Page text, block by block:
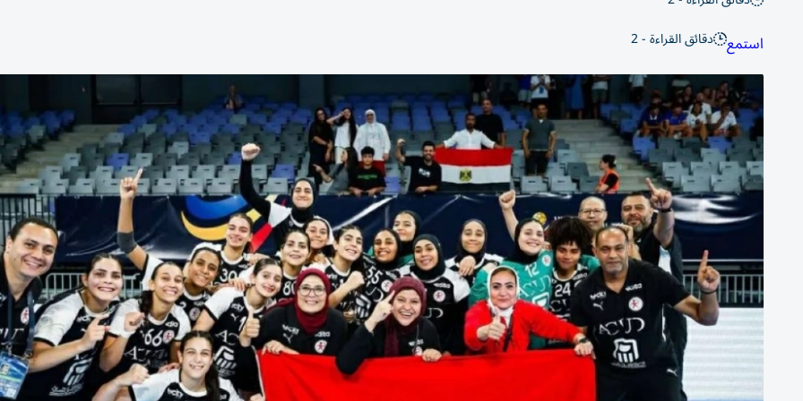
استمع دقائق القراءة - 2